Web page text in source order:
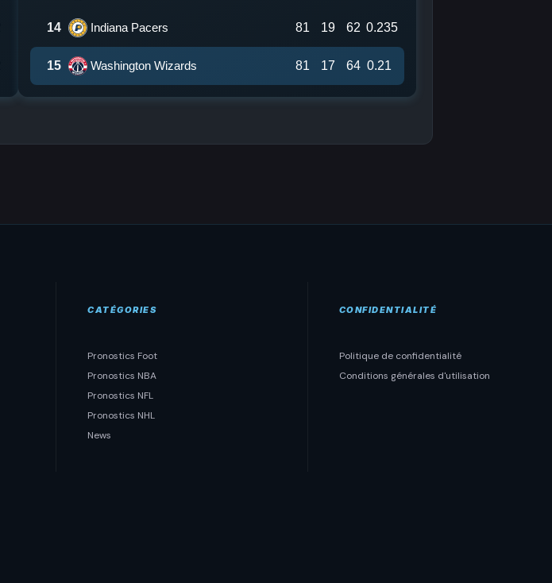
14 Indiana Pacers 81 19 62 0.235
15 Washington Wizards 81 17 64 0.21
CATÉGORIES
Pronostics Foot
Pronostics NBA
Pronostics NFL
Pronostics NHL
News
CONFIDENTIALITÉ
Politique de confidentialité
Conditions générales d'utilisation